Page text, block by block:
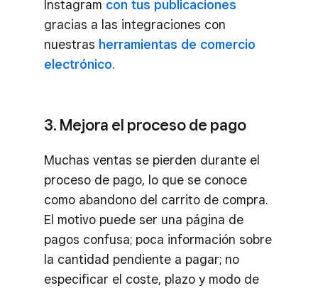
Instagram con tus publicaciones
gracias a las integraciones con
nuestras herramientas de comercio
electrónico.
3. Mejora el proceso de pago
Muchas ventas se pierden durante el
proceso de pago, lo que se conoce
como abandono del carrito de compra.
El motivo puede ser una página de
pagos confusa; poca información sobre
la cantidad pendiente a pagar; no
especificar el coste, plazo y modo de